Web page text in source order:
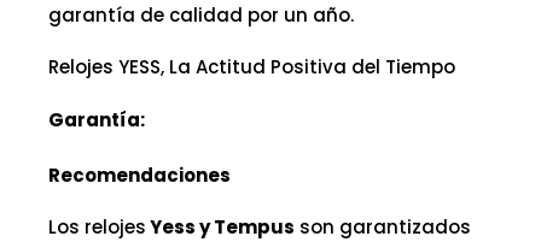
garantía de calidad por un año.
Relojes YESS, La Actitud Positiva del Tiempo
Garantía:
Recomendaciones
Los relojesYess y Tempus son garantizados